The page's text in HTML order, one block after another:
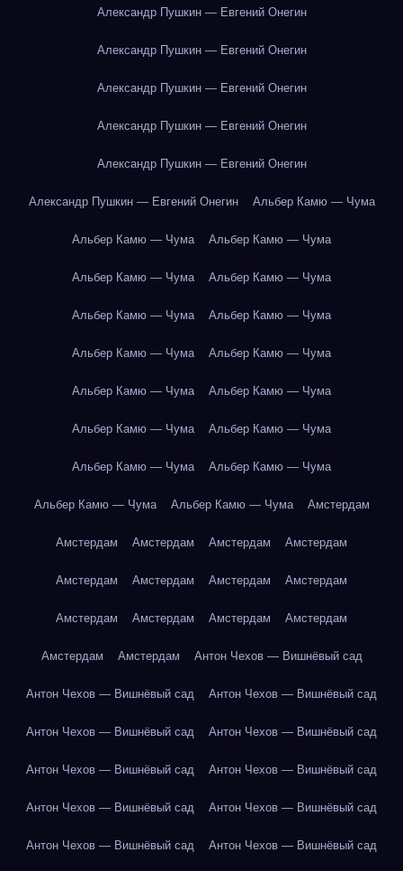
Александр Пушкин — Евгений Онегин
Александр Пушкин — Евгений Онегин
Александр Пушкин — Евгений Онегин
Александр Пушкин — Евгений Онегин
Александр Пушкин — Евгений Онегин
Александр Пушкин — Евгений Онегин Альбер Камю — Чума
Альбер Камю — Чума Альбер Камю — Чума
Альбер Камю — Чума Альбер Камю — Чума
Альбер Камю — Чума Альбер Камю — Чума
Альбер Камю — Чума Альбер Камю — Чума
Альбер Камю — Чума Альбер Камю — Чума
Альбер Камю — Чума Альбер Камю — Чума
Альбер Камю — Чума Альбер Камю — Чума
Альбер Камю — Чума Альбер Камю — Чума Амстердам
Амстердам Амстердам Амстердам Амстердам
Амстердам Амстердам Амстердам Амстердам
Амстердам Амстердам Амстердам Амстердам
Амстердам Амстердам Антон Чехов — Вишнёвый сад
Антон Чехов — Вишнёвый сад Антон Чехов — Вишнёвый сад
Антон Чехов — Вишнёвый сад Антон Чехов — Вишнёвый сад
Антон Чехов — Вишнёвый сад Антон Чехов — Вишнёвый сад
Антон Чехов — Вишнёвый сад Антон Чехов — Вишнёвый сад
Антон Чехов — Вишнёвый сад Антон Чехов — Вишнёвый сад